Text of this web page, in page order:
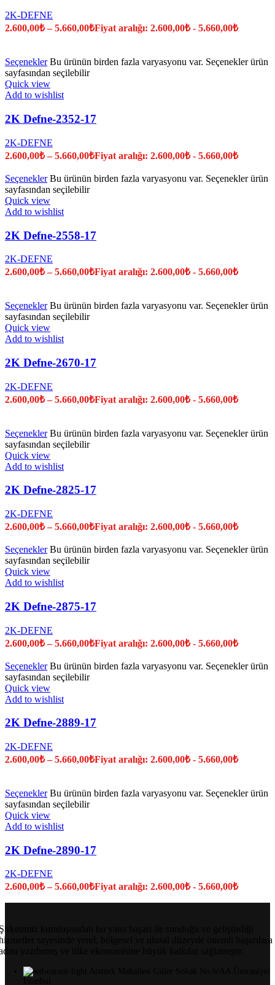
2K-DEFNE
2.600,00₺ –5.660,00₺Fiyat aralığı: 2.600,00₺ - 5.660,00₺
Seçenekler Bu ürünün birden fazla varyasyonu var. Seçenekler ürün
sayfasından seçilebilir
Quick view
Add to wishlist
2K Defne-2352-17
2K-DEFNE
2.600,00₺ –5.660,00₺Fiyat aralığı: 2.600,00₺ - 5.660,00₺
Seçenekler Bu ürünün birden fazla varyasyonu var. Seçenekler ürün
sayfasından seçilebilir
Quick view
Add to wishlist
2K Defne-2558-17
2K-DEFNE
2.600,00₺ –5.660,00₺Fiyat aralığı: 2.600,00₺ - 5.660,00₺
Seçenekler Bu ürünün birden fazla varyasyonu var. Seçenekler ürün
sayfasından seçilebilir
Quick view
Add to wishlist
2K Defne-2670-17
2K-DEFNE
2.600,00₺ –5.660,00₺Fiyat aralığı: 2.600,00₺ - 5.660,00₺
Seçenekler Bu ürünün birden fazla varyasyonu var. Seçenekler ürün
sayfasından seçilebilir
Quick view
Add to wishlist
2K Defne-2825-17
2K-DEFNE
2.600,00₺ –5.660,00₺Fiyat aralığı: 2.600,00₺ - 5.660,00₺
Seçenekler Bu ürünün birden fazla varyasyonu var. Seçenekler ürün
sayfasından seçilebilir
Quick view
Add to wishlist
2K Defne-2875-17
2K-DEFNE
2.600,00₺ –5.660,00₺Fiyat aralığı: 2.600,00₺ - 5.660,00₺
Seçenekler Bu ürünün birden fazla varyasyonu var. Seçenekler ürün
sayfasından seçilebilir
Quick view
Add to wishlist
2K Defne-2889-17
2K-DEFNE
2.600,00₺ –5.660,00₺Fiyat aralığı: 2.600,00₺ - 5.660,00₺
Seçenekler Bu ürünün birden fazla varyasyonu var. Seçenekler ürün
sayfasından seçilebilir
Quick view
Add to wishlist
2K Defne-2890-17
2K-DEFNE
2.600,00₺ –5.660,00₺Fiyat aralığı: 2.600,00₺ - 5.660,00₺
kuruluşundan bu yana başarı ile sunduğu ve geliştirdiği
sayesinde yerel, bölgesel ve ulusal düzeyde önemli başarılara
yazdırmış ve ülke ekonomisine büyük katkılar sağlamıştır.